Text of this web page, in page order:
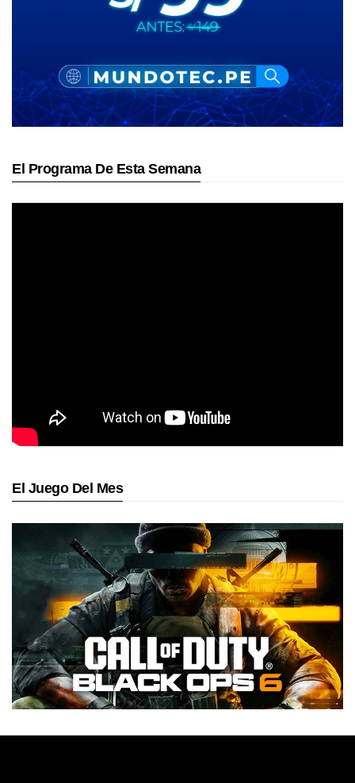
El Programa De Esta Semana
El Juego Del Mes